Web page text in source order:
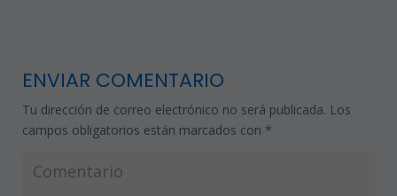
ENVIAR COMENTARIO
Tu dirección de correo electrónico no será publicada. Los
campos obligatorios están marcados con *